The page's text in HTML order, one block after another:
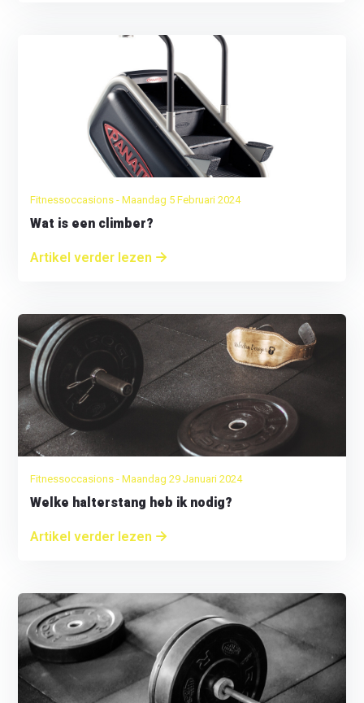
Fitnessoccasions - Maandag 5 Februari 2024
Wat is een climber?
Artikel verder lezen
Fitnessoccasions - Maandag 29 Januari 2024
Welke halterstang heb ik nodig?
Artikel verder lezen